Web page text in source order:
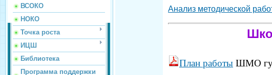
ВСОКО
НОКО
Точка роста
ИЦШ
Библиотека
Программа поддержки
Анализ методической
План работы ШМО